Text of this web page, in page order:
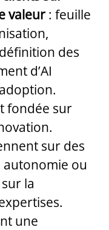
valeur: feuille
des
d’AI
fondée sur
sur des
autonomie ou
la
une